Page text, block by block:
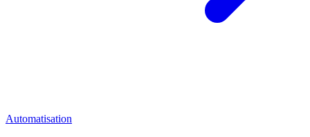
Automatisation